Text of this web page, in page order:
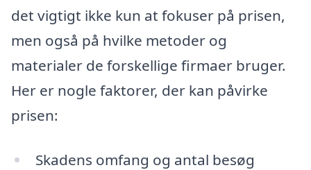
det vigtigt ikke kun at fokuser på prisen,
men også på hvilke metoder og
materialer de forskellige firmaer bruger.
Her er nogle faktorer, der kan påvirke
prisen:
Skadens omfang og antal besøg